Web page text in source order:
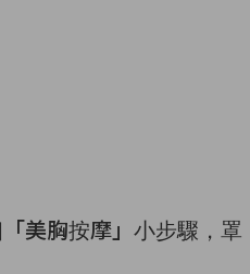
美胸按摩」小步驟，罩